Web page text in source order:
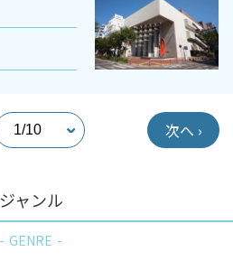
次へ ›
ジャンル
GENRE